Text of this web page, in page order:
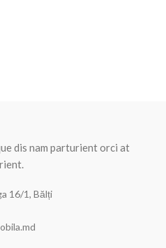
dis nam parturient orci at
16/1, Bălți